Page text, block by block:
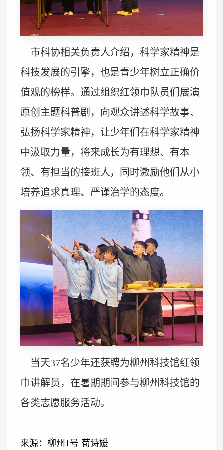
市科协相关负责人介绍，科学家精神是
科技发展的引擎，也是青少年树立正确价
值观的榜样。通过组织红领巾队员们展演
原创主题科普剧，向观众讲述科学故事、
弘扬科学家精神，让少年们在科学家精神
中汲取力量，将来成长为有理想、有本
领、有担当的接班人，
同时激励他们从小
培养追求真理、严谨治学的态度。
当天37名少年还获聘为柳州科技馆红领
巾讲解员，在暑期期间参与柳州科技馆的
各类志愿服务活动。
来源：柳州1号荀诗媛